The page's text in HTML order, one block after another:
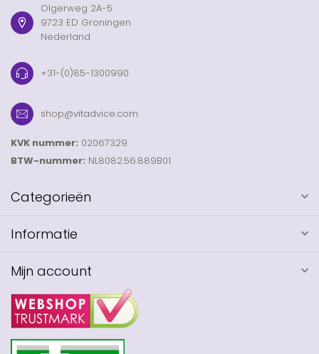
Olgerweg 2A-5
9723 ED Groningen
Nederland
+31-(0)85-1300990
shop@vitadvice.com
KVK nummer: 02067329
BTW-nummer: NL8082.56.889B01
Categorieën
Informatie
Mijn account